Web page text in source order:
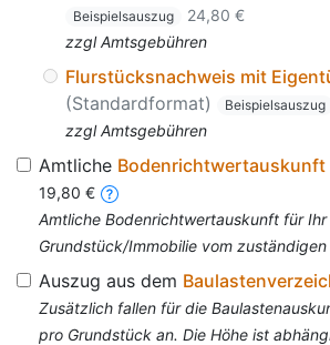
Beispielsauszug
24,80 €
zzgl Amtsgebühren
Flurstücksnachweis mit
(Standardformat)
Beispielsauszug
zzgl Amtsgebühren
Amtliche Bodenrichtwertauskunft
19,80 €
Amtliche Bodenrichtwertauskunft für Ihr
Grundstück/Immobilie vom
Auszug aus dem
Zusätzlich fallen für die
pro Grundstück an. Die Höhe ist